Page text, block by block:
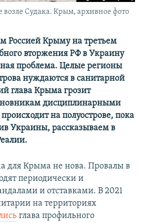
возле Судака. Крым, архивное фото
Россией Крыму на третьем
вторжения РФ в Украину
проблема. Целые регионы
нуждаются в санитарной
глава Крыма грозит
дисциплинарными
на полуострове, пока
Украины, рассказываем в
для Крыма не нова. Провалы в
периодически и
и отставками. В 2021
на территориях
глава профильного